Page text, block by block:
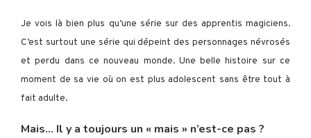
Je vois là bien plus qu’une série sur des apprentis magiciens.
C’est surtout une série qui dépeint des personnages névrosés
et perdu dans ce nouveau monde. Une belle histoire sur ce
moment de sa vie où on est plus adolescent sans être tout à
fait adulte.
Mais… Il y a toujours un « mais » n’est-ce pas ?